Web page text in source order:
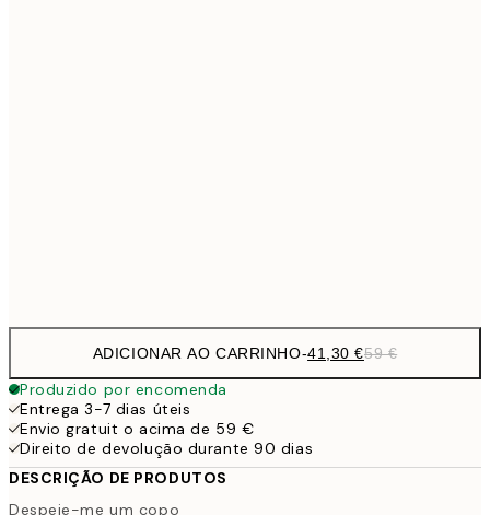
ADICIONAR AO CARRINHO-41,30 €59 €
Produzido por encomenda
Entrega 3-7 dias úteis
Envio gratuit o acima de 59 €
Direito de devolução durante 90 dias
DESCRIÇÃO DE PRODUTOS
Despeje-me um copo